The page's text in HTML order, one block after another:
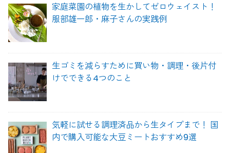
家庭菜園の植物を生かしてゼロウェイスト！
服部雄一郎・麻子さんの実践例
生ゴミを減らすために買い物・調理・後片付
けでできる4つのこと
気軽に試せる調理済品から生タイプまで！ 国
内で購入可能な大豆ミートおすすめ9選